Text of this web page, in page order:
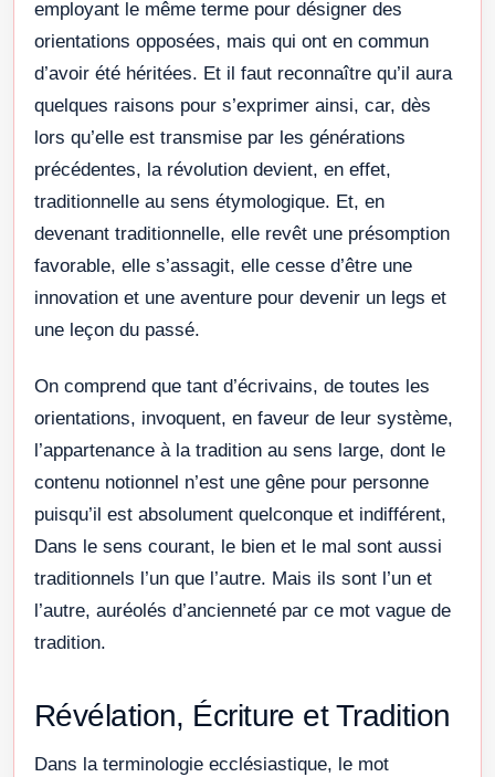
employant le même terme pour désigner des
orientations opposées, mais qui ont en commun
d’avoir été héritées. Et il faut reconnaître qu’il aura
quelques raisons pour s’exprimer ainsi, car, dès
lors qu’elle est transmise par les générations
précédentes, la révolution devient, en effet,
traditionnelle au sens étymologique. Et, en
devenant traditionnelle, elle revêt une présomption
favorable, elle s’assagit, elle cesse d’être une
innovation et une aventure pour devenir un legs et
une leçon du passé.
On comprend que tant d’écrivains, de toutes les
orientations, invoquent, en faveur de leur système,
l’appartenance à la tradition au sens large, dont le
contenu notionnel n’est une gêne pour personne
puisqu’il est absolument quelconque et indifférent,
Dans le sens courant, le bien et le mal sont aussi
traditionnels l’un que l’autre. Mais ils sont l’un et
l’autre, auréolés d’ancienneté par ce mot vague de
tradition.
Révélation, Écriture et Tradition
Dans la terminologie ecclésiastique, le mot